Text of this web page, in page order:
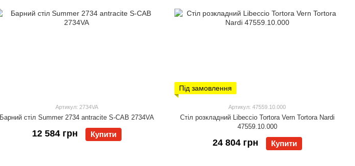
Артикул: 2734VA
Барний стіл Summer 2734 antracite S-CAB 2734VA
12 584 грн Купити
Під замовлення
Артикул: 47559.10.000
Стіл розкладний Libeccio Tortora Vern Tortora Nardi
47559.10.000
24 804 грн Купити